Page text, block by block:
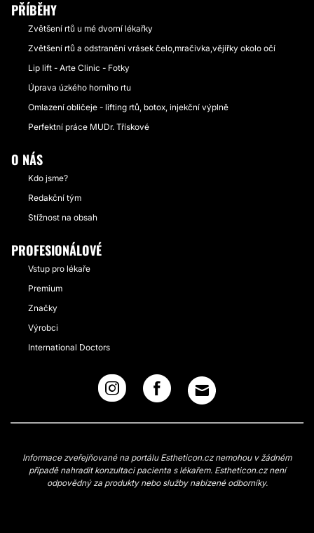
PŘÍBĚHY
Zvětšení rtů u mé dvorní lékařky
Zvětšení rtů a odstranění vrásek čelo,mračivka,vějířky okolo očí
Lip lift - Arte Clinic - Fotky
Úprava úzkého horního rtu
Omlazení obličeje - lifting rtů, botox, injekční výplně
Perfektní práce MUDr. Třískové
O NÁS
Kdo jsme?
Redakční tým
Stížnost na obsah
PROFESIONÁLOVÉ
Vstup pro lékaře
Premium
Značky
Výrobci
International Doctors
Informace zveřejňované na portálu Estheticon.cz nemohou v žádném
případě nahradit konzultaci pacienta s lékařem. Estheticon.cz není
odpovědný za produkty nebo služby nabízené odborníky.